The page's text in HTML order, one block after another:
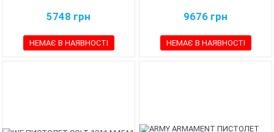
5748 грн
НЕМАЄ В НАЯВНОСТІ
9676 грн
НЕМАЄ В НАЯВНОСТІ